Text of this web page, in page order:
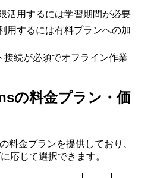
活用するには学習期間が必要
用するには有料プランへの加
接続が必須でオフライン作業
の料金プラン・価
料金プランを提供しており、
応じて選択できます。